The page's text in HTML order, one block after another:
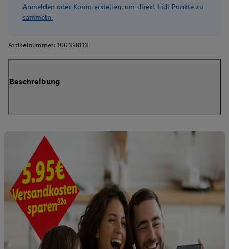
Anmelden oder Konto erstellen, um direkt Lidl Punkte zu
sammeln.
Artikelnummer: 100398113
Beschreibung